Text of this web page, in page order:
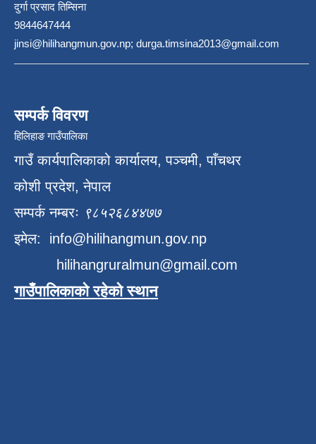
दुर्गा प्रसाद तिम्सिना
9844647444
jinsi@hilihangmun.gov.np; durga.timsina2013@gmail.com
सम्पर्क विवरण
हिलिहाङ गाउँपालिका
गाउँ कार्यपालिकाको कार्यालय, पञ्चमी, पाँचथर
कोशी प्रदेश, नेपाल
सम्पर्क नम्बरः ९८५२६८४४७७
इमेल: info@hilihangmun.gov.np
hilihangruralmun@gmail.com
गाउँपालिकाको रहेको स्थान